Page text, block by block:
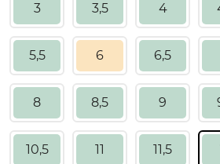
3 3,5 4
5,5 6 6,5
8 8,5 9
10,5 11 11,5